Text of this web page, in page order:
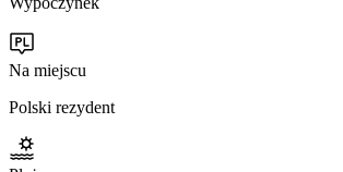
Na miejscu
Polski rezydent